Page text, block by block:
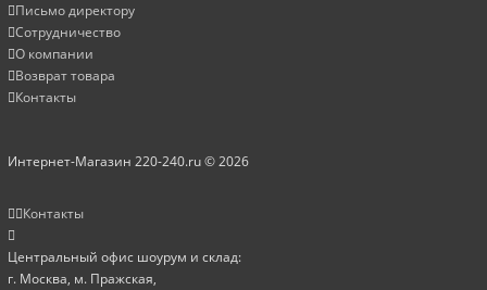
Письмо директору
Сотрудничество
О компании
Возврат товара
Контакты
Интернет-Магазин 220-240.ru © 2026
Контакты
Центральный офис шоурум и склад:
г. Москва, м. Пражская,